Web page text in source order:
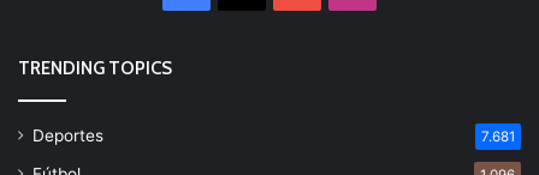
TRENDING TOPICS
Deportes 7.681